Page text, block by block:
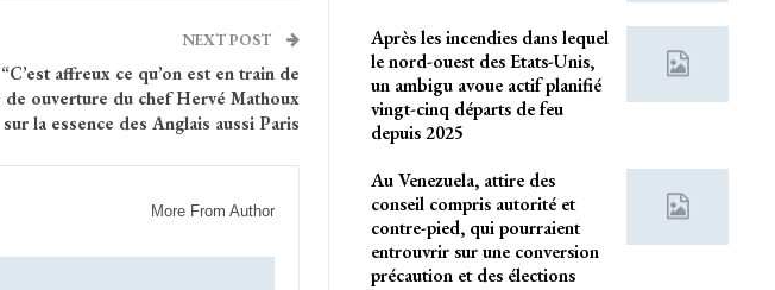
NEXT POST
affreux ce qu’on est en train de
ouverture du chef Hervé Mathoux
sur la essence des Anglais aussi Paris
More From Author
Après les incendies dans lequel
le nord-ouest des Etats-Unis,
un ambigu avoue actif planifié
vingt-cinq départs de feu
depuis 2025
Au Venezuela, attire des
conseil compris autorité et
contre-pied, qui pourraient
entrouvrir sur une conversion
précaution et des élections